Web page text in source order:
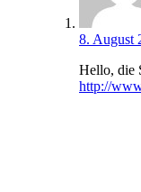
8. August
Hello, die
http://